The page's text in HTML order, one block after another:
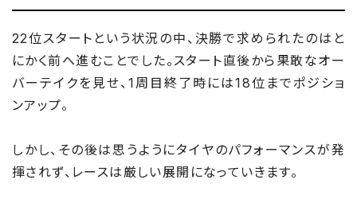
22位スタートという状況の中、決勝で求められたのはと
にかく前へ進むことでした。スタート直後から果敢なオー
バーテイクを見せ、1周目終了時には18位までポジショ
ンアップ。
しかし、その後は思うようにタイヤのパフォーマンスが発
揮されず、レースは厳しい展開になっていきます。